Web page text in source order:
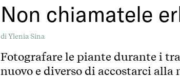
Non chiamatele
di Ylenia Sina
Fotografare le piante durante i
nuovo e diverso di accostarci alla